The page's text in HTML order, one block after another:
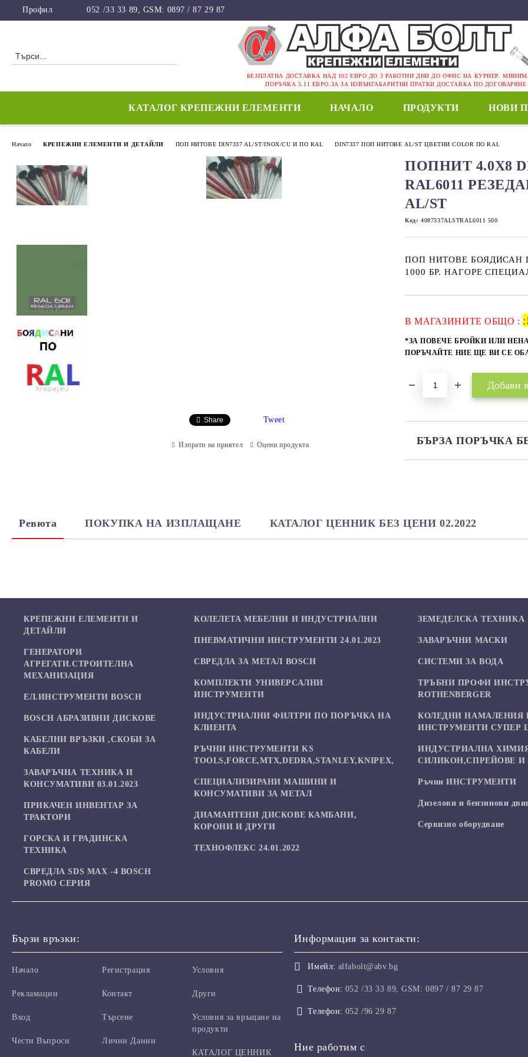
Профил 052 /33 33 89, GSM: 0897 / 87 29 87
БЕЗПЛАТНА ДОСТАВКА НАД 102 ЕВРО ДО 3 РАБОТНИ ДНИ ДО ОФИС НА КУРИЕР.
ПОРЪЧКА 5.11 ЕВРО.ЗА ЗА ИЗВЪНГАБАРИТНИ ПРАТКИ ДОСТАВКА ПО ДОГОВАРЯНЕ
КАТАЛОГ КРЕПЕЖНИ ЕЛЕМЕНТИ НАЧАЛО ПРОДУКТИ НОВИ
Начало КРЕПЕЖНИ ЕЛЕМЕНТИ И ДЕТАЙЛИ ПОП НИТОВЕ DIN7337 AL/ST/INOX/CU И ПО RAL DIN7337 ПОП НИТОВЕ AL/ST ЦВЕТНИ COLOR ПО RAL
ПОПНИТ 4.0Х8
RAL6011
AL/ST
Код: 4087337ALSTRAL6011 500
ПОП НИТОВЕ БОЯДИСАН
1000 БР. НАГОРЕ
В МАГАЗИНИТЕ ОБЩО : :
*ЗА ПОВЕЧЕ БРОЙКИ ИЛИ
ПОРЪЧАЙТЕ НИЕ ЩЕ ВИ СЕ
БЪРЗА ПОРЪЧКА
Share Tweet
Изпрати на приятел Оцени продукта
Ревюта ПОКУПКА НА ИЗПЛАЩАНЕ КАТАЛОГ ЦЕННИК БЕЗ ЦЕНИ 02.2022
КРЕПЕЖНИ ЕЛЕМЕНТИ И
ДЕТАЙЛИ
ГЕНЕРАТОРИ
АГРЕГАТИ.СТРОИТЕЛНА
МЕХАНИЗАЦИЯ
ЕЛ.ИНСТРУМЕНТИ BOSCH
BOSCH АБРАЗИВНИ ДИСКОВЕ
КАБЕЛНИ ВРЪЗКИ ,СКОБИ ЗА
КАБЕЛИ
ЗАВАРЪЧНА ТЕХНИКА И
КОНСУМАТИВИ 03.01.2023
ПРИКАЧЕН ИНВЕНТАР ЗА
ТРАКТОРИ
ГОРСКА И ГРАДИНСКА
ТЕХНИКА
СВРЕДЛА SDS MAX -4 BOSCH
PROMO СЕРИЯ
КОЛЕЛЕТА МЕБЕЛНИ И ИНДУСТРИАЛНИ
ПНЕВМАТИЧНИ ИНСТРУМЕНТИ 24.01.2023
СВРЕДЛА ЗА МЕТАЛ BOSCH
КОМПЛЕКТИ УНИВЕРСАЛНИ
ИНСТРУМЕНТИ
ИНДУСТРИАЛНИ ФИЛТРИ ПО ПОРЪЧКА НА
КЛИЕНТА
РЪЧНИ ИНСТРУМЕНТИ KS
TOOLS,FORCE,MTX,DEDRA,STANLEY,KNIPEX,
СПЕЦИАЛИЗИРАНИ МАШИНИ И
КОНСУМАТИВИ ЗА МЕТАЛ
ДИАМАНТЕНИ ДИСКОВЕ КАМБАНИ,
КОРОНИ И ДРУГИ
ТЕХНОФЛЕКС 24.01.2022
ЗЕМЕДЕЛСКА ТЕХНИКА
ЗАВАРЪЧНИ МАСКИ
СИСТЕМИ ЗА ВОДА
ТРЪБНИ ПРОФИ
ROTHENBERGER
КОЛЕДНИ НАМАЛЕНИЯ
ИНСТРУМЕНТИ СУПЕР
ИНДУСТРИАЛНА
СИЛИКОН,СПРЕЙОВЕ И
Ръчни ИНСТРУМЕНТИ
Дизелови и бензинови
Сервизно оборудване
Бързи връзки:
Начало
Рекламации
Вход
Чести Въпроси
Регистрация
Контакт
Търсене
Лични Данни
Условия
Други
Условия за връщане на
продукти
КАТАЛОГ ЦЕННИК
Информация за контакти:
Имейл: alfabolt@abv.bg
Телефон: 052 /33 33 89, GSM: 0897 / 87 29 87
Телефон: 052 /96 29 87
Ние работим с